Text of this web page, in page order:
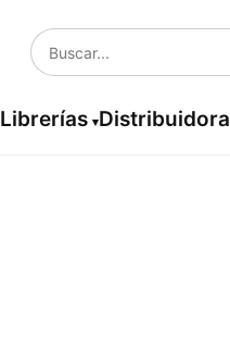
Librerías Distribuidora